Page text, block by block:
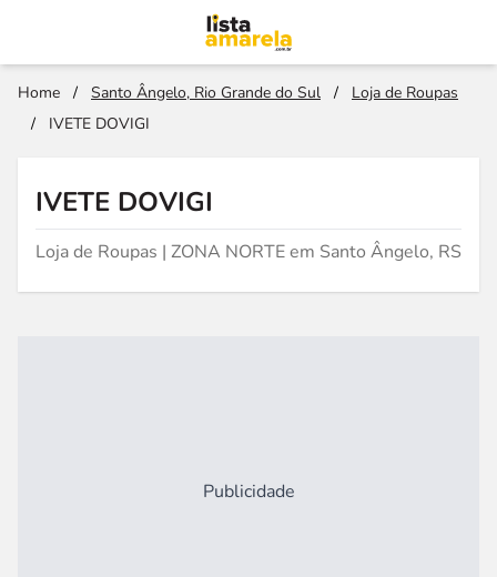
Home / Santo Ângelo, Rio Grande do Sul /
Loja de Roupas
/
IVETE DOVIGI
IVETE DOVIGI
Loja de Roupas | ZONA NORTE em Santo Ângelo, RS
Publicidade